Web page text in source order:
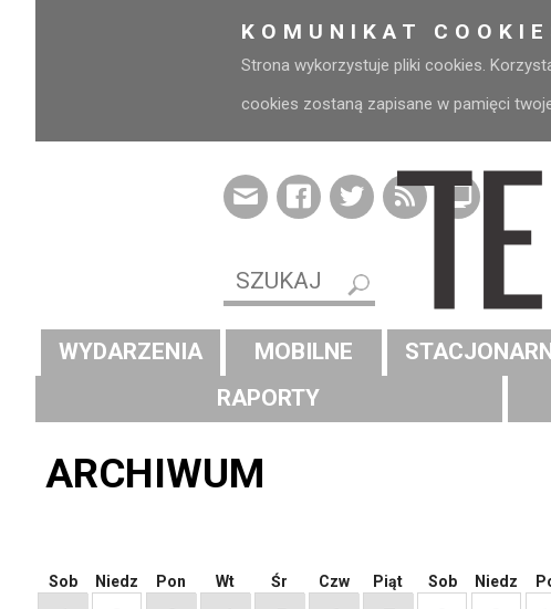
KOMUNIKAT
Strona wykorzystuje pliki cookies.
cookies zostaną zapisane w pamięci
WYDARZENIA MOBILNE
RAPORTY
ARCHIWUM
Sob Niedz Pon Wt Śr Czw Piąt Sob Niedz